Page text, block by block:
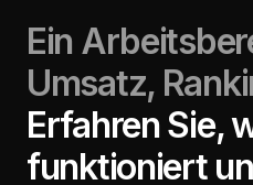
Ein
Umsatz,
Erfahren Sie,
funktioniert